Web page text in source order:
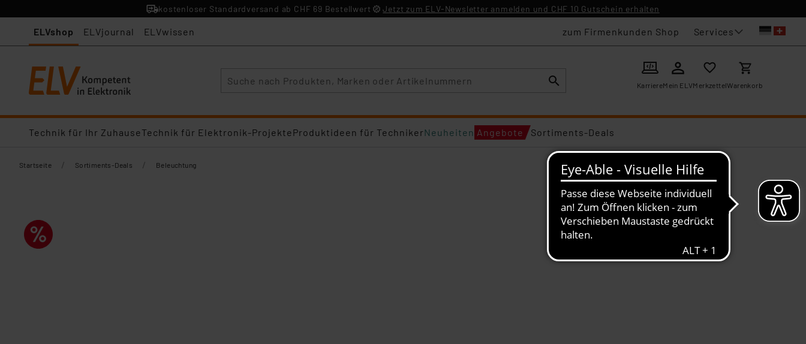
kostenloser Standardversand ab CHF 69 Bestellwert Jetzt zum ELV-Newsletter anmelden und CHF 10 Gutschein erhalten
ELVshop ELVjournal ELVwissen zum Firmenkunden Shop Services
KarriereMein ELVMerkzettelWarenkorb
Technik für Ihr ZuhauseTechnik für Elektronik-ProjekteProduktideen für TechnikerNeuheiten Angebote Sortiments-Deals
Startseite / Sortiments-Deals / Beleuchtung​